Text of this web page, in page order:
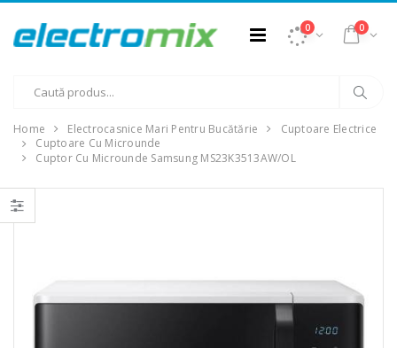
0 0
Home Electrocasnice Mari Pentru Bucătărie
Cuptoare Electrice
Cuptoare Cu Microunde
Cuptor Cu Microunde Samsung MS23K3513AW/OL